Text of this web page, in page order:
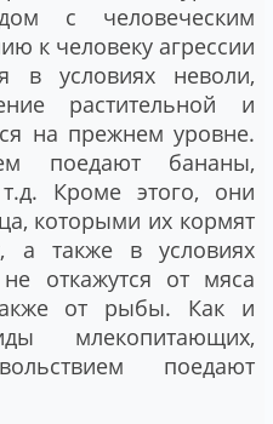
с человеческим
к человеку агрессии
в условиях неволи,
растительной и
на прежнем уровне.
поедают бананы,
Кроме этого, они
которыми их кормят
а также в условиях
откажутся от мяса
от рыбы. Как и
млекопитающих,
поедают